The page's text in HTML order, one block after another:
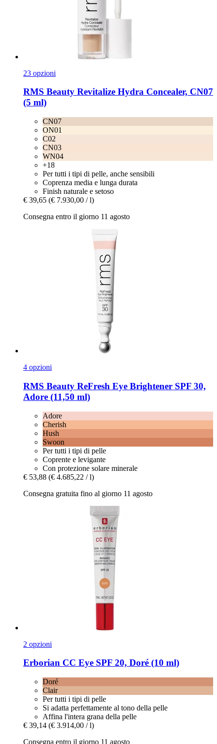
23 opzioni
RMS Beauty Revitalize Hydra Concealer, CN07
(5 ml)
CN07
ON01
C02
CN03
WN04
+18
Per tutti i tipi di pelle, anche sensibili
Coprenza media e lunga durata
Finish naturale e setoso
€ 39,65 (€ 7.930,00 / l)
Consegna entro il giorno 11 agosto
4 opzioni
RMS Beauty ReFresh Eye Brightener SPF 30,
Adore (11,50 ml)
Adore
Cherish
Hush
Swoon
Per tutti i tipi di pelle
Coprente e levigante
Con protezione solare minerale
€ 53,88 (€ 4.685,22 / l)
Consegna gratuita fino al giorno 11 agosto
2 opzioni
Erborian CC Eye SPF 20, Doré (10 ml)
Doré
Clair
Per tutti i tipi di pelle
Si adatta perfettamente al tono della pelle
Affina l'intera grana della pelle
€ 39,14 (€ 3.914,00 / l)
Consegna entro il giorno 11 agosto